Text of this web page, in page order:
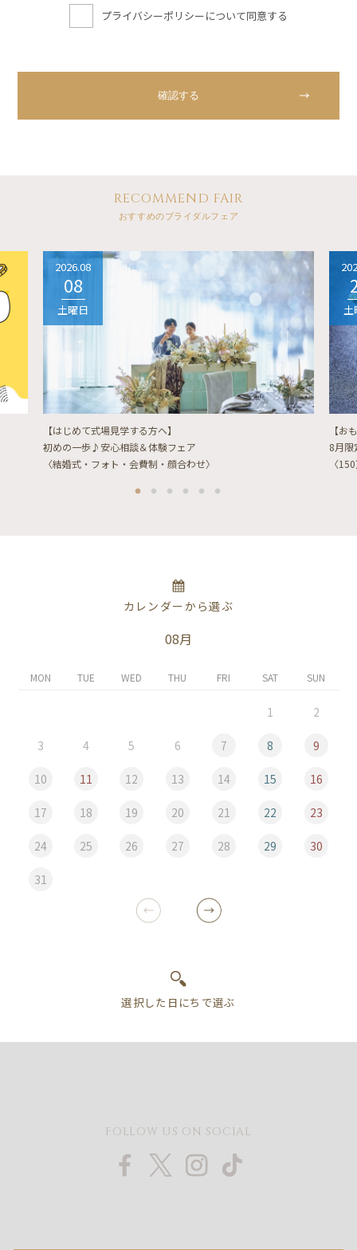
プライバシーポリシーについて同意する
RECOMMEND FAIR
おすすめのブライダルフェア
2026.08
08
土曜日
【はじめて式場見学する方へ】
初めの一歩♪安心相談＆体験フェア
〈結婚式・フォト・会費制・顔合わせ〉
土
【お
8月限
〈
カレンダーから選ぶ
08月
MON TUE WED THU FRI SAT SUN
1 2
3 4 5 6 7 8 9
10 11 12 13 14 15 16
17 18 19 20 21 22 23
24 25 26 27 28 29 30
31
FOLLOW US ON SOCIAL